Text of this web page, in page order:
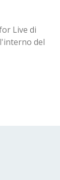
Arsizio,
1 Edizione